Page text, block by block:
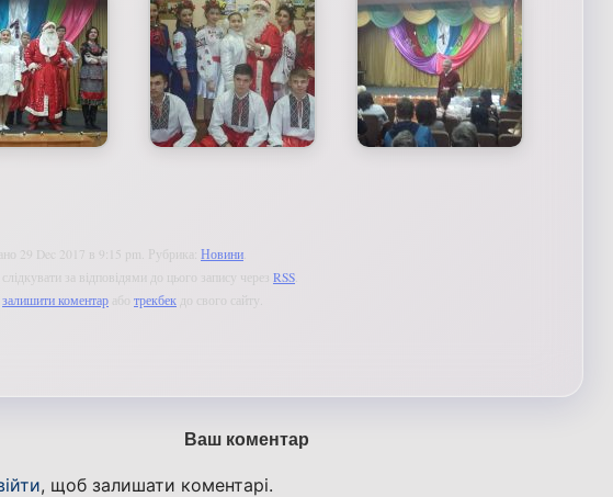
29 Dec 2017 в 9:15 pm. Рубрика: Новини
за відповідями до цього запису через RSS
залишити коментар трекбек до свого сайту.
Ваш коментар
, щоб залишати коментарі.